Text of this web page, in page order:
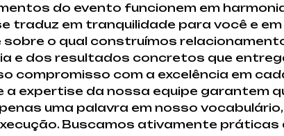
do evento funcionem em
traduz em tranquilidade para você e
sobre o qual construímos
e dos resultados concretos que
compromisso com a excelência em
a expertise da nossa equipe garantem
uma palavra em nosso
Buscamos ativamente práticas